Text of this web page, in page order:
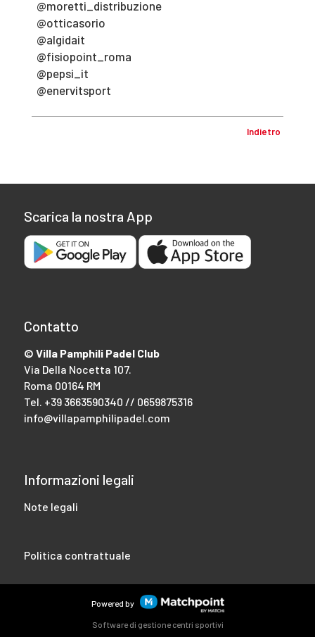
@moretti_distribuzione
@otticasorio
@algidait
@fisiopoint_roma
@pepsi_it
@enervitsport
Indietro
Scarica la nostra App
Contatto
© Villa Pamphili Padel Club
Via Della Nocetta 107.
Roma 00164 RM
Tel. +39 3663590340 // 0659875316
info@villapamphilipadel.com
Informazioni legali
Note legali
Politica contrattuale
Powered by
Software di gestione centri sportivi